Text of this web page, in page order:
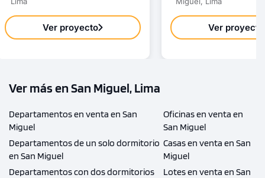
Ver proyecto Ver proyecto
Ver más en San Miguel, Lima
Departamentos en venta en San
Miguel
Departamentos de un solo dormitorio
en San Miguel
Departamentos con dos dormitorios
Oficinas en venta en
San Miguel
Casas en venta en San
Miguel
Lotes en venta en San